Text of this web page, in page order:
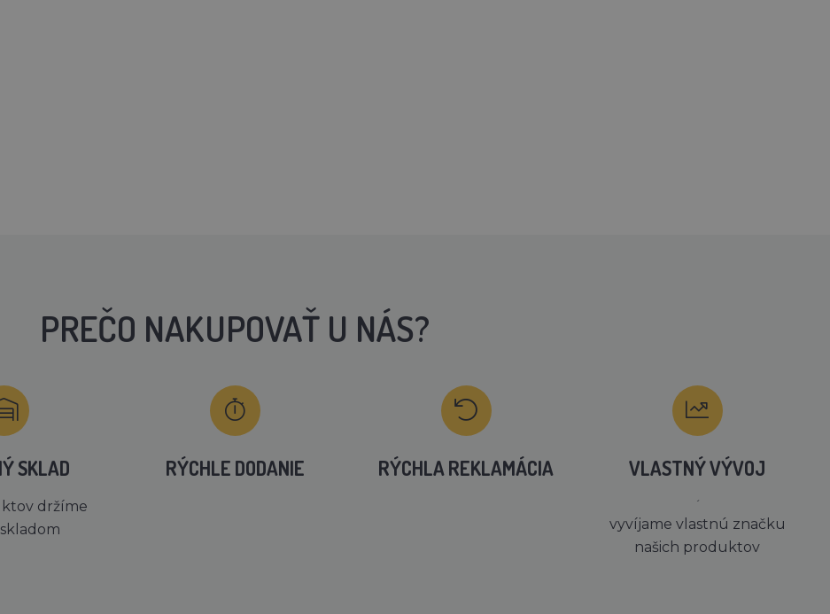
PREČO NAKUPOVAŤ U NÁS?
SKLAD
držíme
RÝCHLE DODANIE RÝCHLA REKLAMÁCIA VLASTNÝ VÝVOJ
´
vyvíjame vlastnú značku
našich produktov